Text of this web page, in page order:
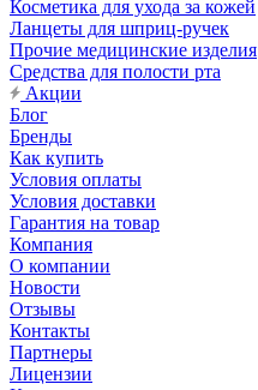
Косметика для ухода за кожей
Ланцеты для шприц-ручек
Прочие медицинские изделия
Средства для полости рта
Акции
Блог
Бренды
Как купить
Условия оплаты
Условия доставки
Гарантия на товар
Компания
О компании
Новости
Отзывы
Контакты
Партнеры
Лицензии